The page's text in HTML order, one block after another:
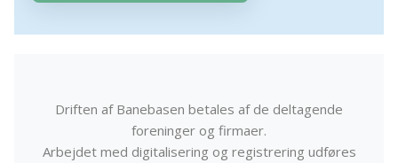
Driften af Banebasen betales af de deltagende
foreninger og firmaer.
Arbejdet med digitalisering og registrering udføres